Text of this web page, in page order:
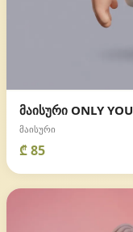
მაისური ONLY YOU
მაისური
₾ 85